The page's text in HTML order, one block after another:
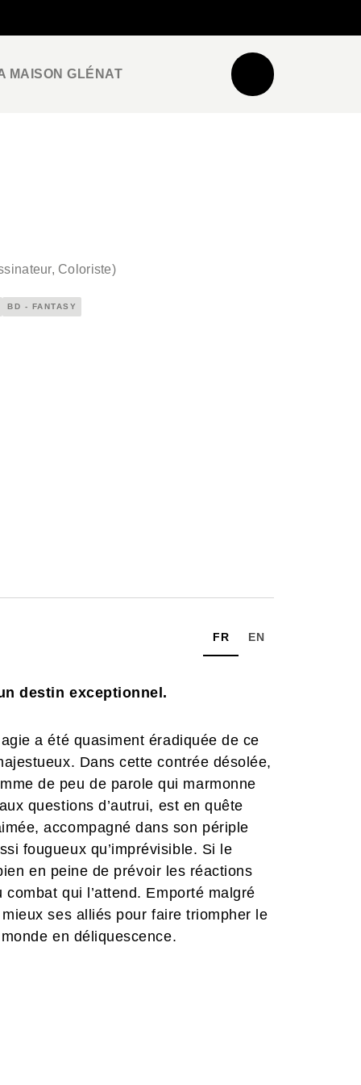
MAISON GLÉNAT
Coloriste)
BD - FANTASY
FR EN
destin exceptionnel.
a été quasiment éradiquée de ce
Dans cette contrée désolée,
de peu de parole qui marmonne
questions d’autrui, est en quête
accompagné dans son périple
fougueux qu’imprévisible. Si le
en peine de prévoir les réactions
qui l’attend. Emporté malgré
ses alliés pour faire triompher le
en déliquescence.